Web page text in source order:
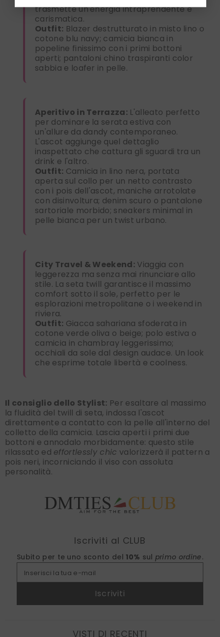
trasmette un'energia intraprendente e
carismatica.
Outfit: Blazer destrutturato in misto lino o
cotone blu navy; camicia bianca in
popeline finissimo con i primi bottoni
aperti; pantaloni chino traspiranti color
sabbia e loafer in pelle.
Aperitivo in Terrazza: L'alleato perfetto
per dominare la serata estiva con
un'allure da dandy contemporaneo.
L'ascot aggiunge quel dettaglio
inaspettato che cattura gli sguardi tra un
drink e l'altro.
Outfit: Camicia in lino nera, portata
aperta sul collo per un netto contrasto
con i pois dell'ascot, maniche arrotolate
con disinvoltura; denim scuro o pantalone
sartoriale morbido; sneakers minimal in
pelle bianca per un twist urbano.
City Travel & Weekend: Viaggia con
leggerezza ma senza mai rinunciare allo
stile. La seta twill garantisce il massimo
comfort sotto il sole, perfetto per le
esplorazioni metropolitane o i weekend in
riviera.
Outfit: Giacca sahariana sfoderata in
cotone verde oliva o beige; polo estiva o
camicia in chambray leggerissimo;
occhiali da sole dal design audace. Un look
che esprime totale libertà e coolness.
Il consiglio dello Stylist: Per esaltare al massimo
la fluidità del twill di seta, indossa l'ascot
direttamente a contatto con la pelle all'interno del
colletto della camicia. Lascia aperti i primi due
bottoni e annodalo morbidamente: questo stile
rilassato ed effortlessly chic valorizzerà il pattern a
pois neri, incorniciando il viso con assoluta
personalità.
Iscriviti al CLUB
Subito per te uno sconto del 10% sul primo ordine.
Inserisci la tua e-mail
Iscriviti
VISTI DI RECENTI